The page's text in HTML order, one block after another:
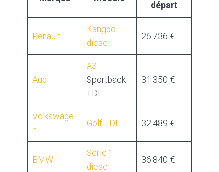
départ
Renault
Kangoo
diesel
26 736 €
Audi
A3
Sportback
TDI
31 350 €
Volkswage
n
Golf TDI 32 489 €
BMW
Série 1
diesel
36 840 €